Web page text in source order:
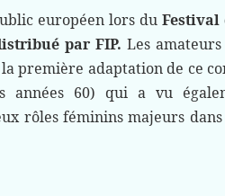
européen lors du
par FIP. Les
la première adaptation de ce
années 60) qui a vu
rôles féminins majeurs